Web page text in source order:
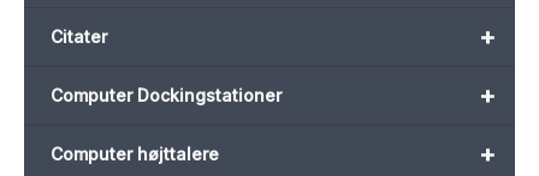
+
Citater
+
Computer Dockingstationer
+
Computer højttalere